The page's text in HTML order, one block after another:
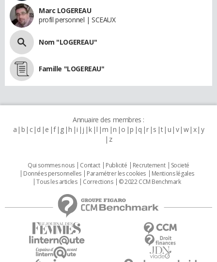
Marc LOGEREAU
profil personnel | SCEAUX
Nom "LOGEREAU"
Famille "LOGEREAU"
Annuaire des membres :
a b c d e f g h i j k l m n o p q r s t u v w x y
z
Qui sommes nous Contact Publicité Recrutement
Societé
Données personnelles
Paramétrer les cookies
Mentions légales
Tous les articles
Corrections © 2022 CCM Benchmark